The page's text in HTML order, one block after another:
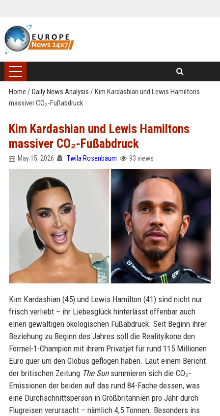
Home / Daily News Analysis / Kim Kardashian und Lewis Hamiltons
massiver CO₂-Fußabdruck
Kim Kardashian und Lewis Hamiltons
massiver CO₂-Fußabdruck
May 15, 2026 Twila Rosenbaum 93 views
Kim Kardashian (45) und Lewis Hamilton (41) sind nicht nur
frisch verliebt – ihr Liebesglück hinterlässt offenbar auch
einen gewaltigen ökologischen Fußabdruck. Seit Beginn ihrer
Beziehung zu Beginn des Jahres soll die Realityikone den
Formel-1-Champion mit ihrem Privatjet für rund 115 Millionen
Euro quer um den Globus geflogen haben. Laut einem Bericht
der britischen Zeitung The Sunsummieren sich die CO₂-
Emissionen der beiden auf das rund 84-Fache dessen, was
eine Durchschnittsperson in Großbritannien pro Jahr durch
Flugreisen verursacht – nämlich 4,5 Tonnen. Besonders ins